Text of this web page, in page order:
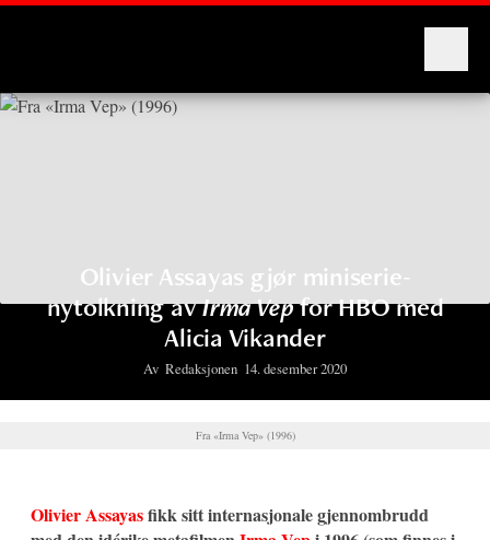
Olivier Assayas gjør miniserie-
nytolkning avIrma Vepfor HBO med
Alicia Vikander
Av Redaksjonen 14. desember 2020
Fra «Irma Vep» (1996)
Olivier Assayasfikk sitt internasjonale gjennombrudd